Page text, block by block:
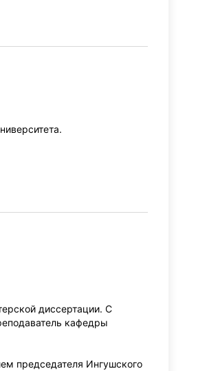
диссертации. С
кафедры
председателя Ингушского